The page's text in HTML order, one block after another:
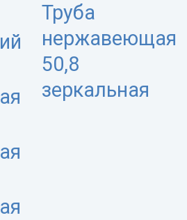
Труба
нержавеющая
50,8
зеркальная